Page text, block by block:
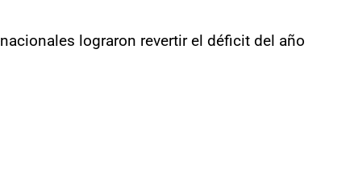
lograron revertir el déficit del año